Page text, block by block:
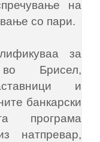
на
со пари.
за
Брисел,
и
банкарски
програма
натпревар,